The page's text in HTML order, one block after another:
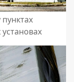
установах